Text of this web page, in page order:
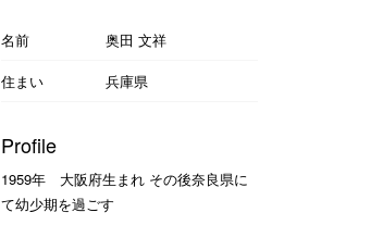
名前
奥田 文祥
住まい
兵庫県
Profile
1959年 大阪府生まれ その後奈良県に
て幼少期を過ごす